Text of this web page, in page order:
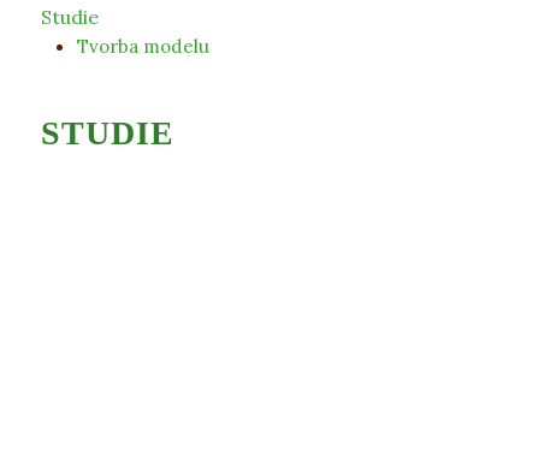
Studie
Tvorba modelu
STUDIE